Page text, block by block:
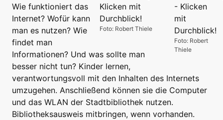
Foto: Robert
Thiele
Foto: Robert Thiele
Wie funktioniert das
Internet? Wofür kann
man es nutzen? Wie
findet man
Informationen? Und was sollte man
besser nicht tun? Kinder lernen,
verantwortungsvoll mit den Inhalten des Internets
umzugehen. Anschließend können sie die Computer
und das WLAN der Stadtbibliothek nutzen.
Bibliotheksausweis mitbringen, wenn vorhanden.